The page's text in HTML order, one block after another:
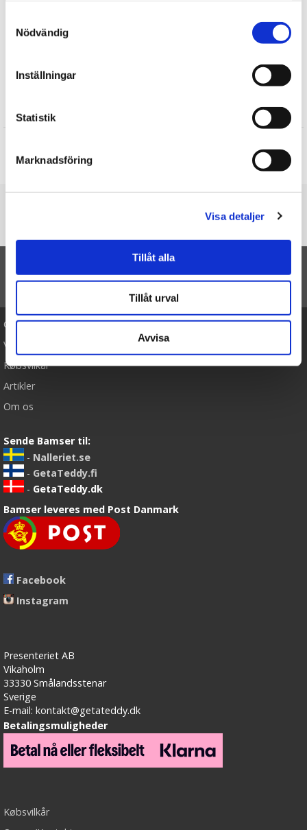
Nödvändig
Inställningar
Statistik
Marknadsföring
Visa detaljer
Tillåt alla
Tillåt urval
Avvisa
Plysdyr
Vilde dyr
TIL TOP
Cookies
Varemærker
Købsvilkår
Artikler
Om os
Sende Bamser til:
- Nalleriet.se
- GetaTeddy.fi
- GetaTeddy.dk
Bamser leveres med Post Danmark
Facebook
Instagram
Presenteriet AB
Vikaholm
33330 Smålandsstenar
Sverige
E-mail: kontakt@getateddy.dk
Betalingsmuligheder
Købsvilkår